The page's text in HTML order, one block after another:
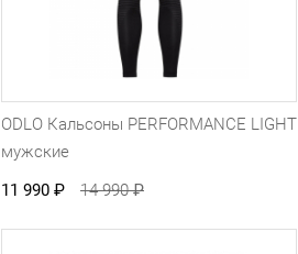
ODLO Кальсоны PERFORMANCE LIGHT
мужские
11 990 ₽ 14 990₽